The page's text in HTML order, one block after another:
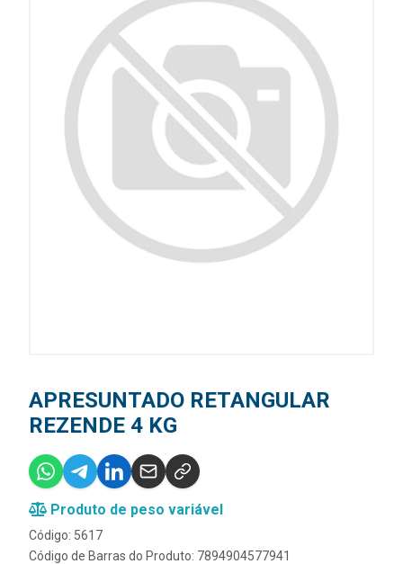
APRESUNTADO RETANGULAR
REZENDE 4 KG
Produto de peso variável
Código: 5617
Código de Barras do Produto: 7894904577941